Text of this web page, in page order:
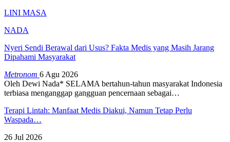
LINI MASA
NADA
Nyeri Sendi Berawal dari Usus? Fakta Medis yang Masih Jarang
Dipahami Masyarakat
Metronom 6 Agu 2026
Oleh Dewi Nada* SELAMA bertahun-tahun masyarakat Indonesia
terbiasa menganggap gangguan pencernaan sebagai…
Terapi Lintah: Manfaat Medis Diakui, Namun Tetap Perlu
Waspada…
26 Jul 2026